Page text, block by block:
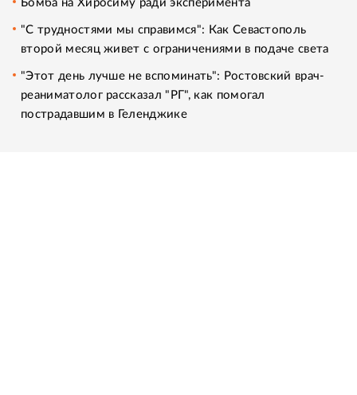
Бомба на Хиросиму ради эксперимента
"С трудностями мы справимся": Как Севастополь
второй месяц живет с ограничениями в подаче света
"Этот день лучше не вспоминать": Ростовский врач-
реаниматолог рассказал "РГ", как помогал
пострадавшим в Геленджике